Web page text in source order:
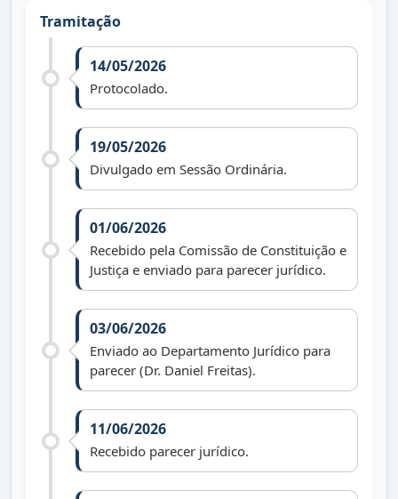
Tramitação
14/05/2026
Protocolado.
19/05/2026
Divulgado em Sessão Ordinária.
01/06/2026
Recebido pela Comissão de Constituição e
Justiça e enviado para parecer jurídico.
03/06/2026
Enviado ao Departamento Jurídico para
parecer (Dr. Daniel Freitas).
11/06/2026
Recebido parecer jurídico.